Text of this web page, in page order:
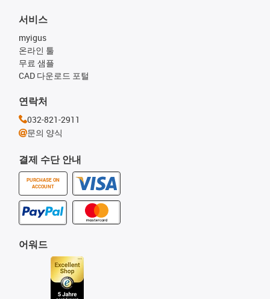
결제 수단 안내
PURCHASE ON
ACCOUNT
서비스
myigus
온라인 툴
무료 샘플
CAD 다운로드 포털
어워드
연락처
032-821-2911
문의 양식